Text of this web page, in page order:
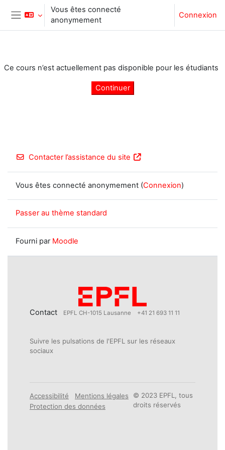
Passer au contenu principal
Panneau latéral
Vous êtes connecté
anonymement
Connexion
Ce cours n’est actuellement pas disponible pour les étudiants
Continuer
Contacter l’assistance du site
Vous êtes connecté anonymement (Connexion)
Passer au thème standard
Fourni par Moodle
Contact EPFL CH-1015 Lausanne +41 21 693 11 11
Suivre les pulsations de l'EPFL sur les réseaux
sociaux
Accessibilité
Mentions légales
Protection des données
© 2023 EPFL, tous
droits réservés